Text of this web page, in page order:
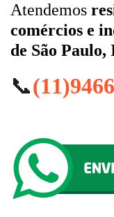
Atendemos
comércios e
de São
📞